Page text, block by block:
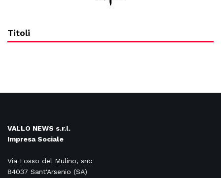
Titoli
VALLO NEWS s.r.l.
Impresa Sociale
Via Fosso del Mulino, snc
84037 Sant'Arsenio (SA)